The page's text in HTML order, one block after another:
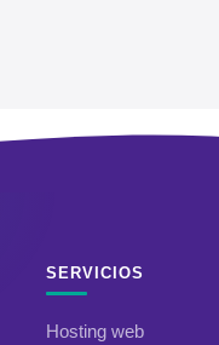
SERVICIOS
Hosting web